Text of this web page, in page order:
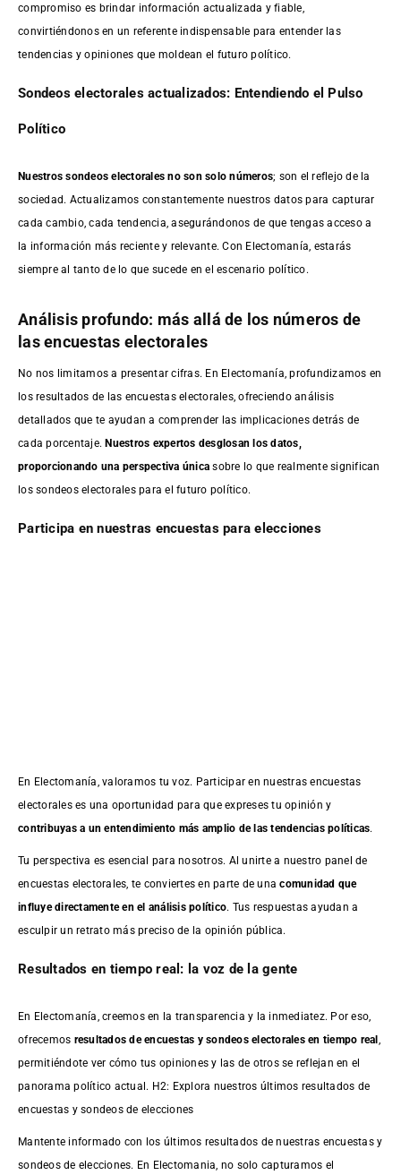
compromiso es brindar información actualizada y fiable,
convirtiéndonos en un referente indispensable para entender las
tendencias y opiniones que moldean el futuro político.
Sondeos electorales actualizados: Entendiendo el Pulso
Político
Nuestros sondeos electorales no son solo números; son el reflejo de la
sociedad. Actualizamos constantemente nuestros datos para capturar
cada cambio, cada tendencia, asegurándonos de que tengas acceso a
la información más reciente y relevante. Con Electomanía, estarás
siempre al tanto de lo que sucede en el escenario político.
Análisis profundo: más allá de los números de
las encuestas electorales
No nos limitamos a presentar cifras. En Electomanía, profundizamos en
los resultados de las encuestas electorales, ofreciendo análisis
detallados que te ayudan a comprender las implicaciones detrás de
cada porcentaje.Nuestros expertos desglosan los datos,
proporcionando una perspectiva única sobre lo que realmente significan
los sondeos electorales para el futuro político.
Participa en nuestras encuestas para elecciones
En Electomanía, valoramos tu voz. Participar en nuestras encuestas
electorales es una oportunidad para que expreses tu opinión y
contribuyas a un entendimiento más amplio de las tendencias políticas.
Tu perspectiva es esencial para nosotros. Al unirte a nuestro panel de
encuestas electorales, te conviertes en parte de unacomunidad que
influye directamente en el análisis político. Tus respuestas ayudan a
esculpir un retrato más preciso de la opinión pública.
Resultados en tiempo real: la voz de la gente
En Electomanía, creemos en la transparencia y la inmediatez. Por eso,
ofrecemos resultados deencuestas y sondeos electorales en tiempo real
permitiéndote ver cómo tus opiniones y las de otros se reflejan en el
panorama político actual. H2: Explora nuestros últimos resultados de
encuestas y sondeos de elecciones
Mantente informado con los últimos resultados de nuestras encuestasy
sondeos de elecciones. En Electomania, no solo capturamos el